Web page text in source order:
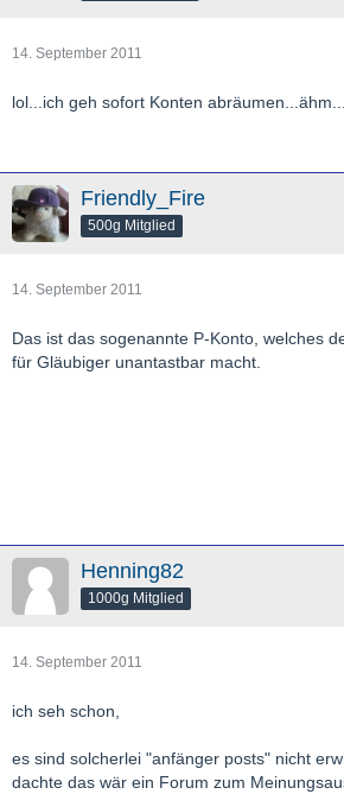
14. September 2011
lol...ich geh sofort Konten
Friendly_Fire
500g Mitglied
14. September 2011
Das ist das sogenannte P-Konto, welches
für Gläubiger unantastbar macht.
Henning82
1000g Mitglied
14. September 2011
ich seh schon,
es sind solcherlei "anfänger posts" nicht
dachte das wär ein Forum zum